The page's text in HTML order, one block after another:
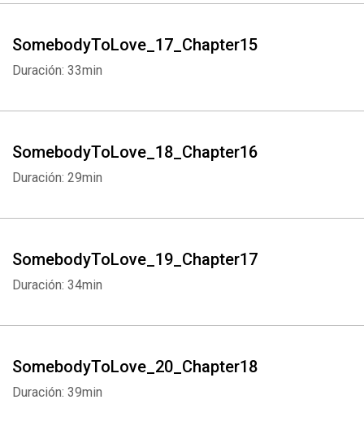
SomebodyToLove_17_Chapter15
Duración: 33min
SomebodyToLove_18_Chapter16
Duración: 29min
SomebodyToLove_19_Chapter17
Duración: 34min
SomebodyToLove_20_Chapter18
Duración: 39min